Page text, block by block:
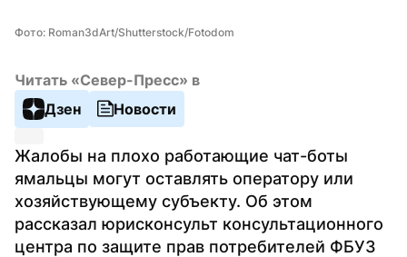
Фото: Roman3dArt/Shutterstock/Fotodom
Читать «Север-Пресс» в
Дзен
Новости
Жалобы на плохо работающие чат-боты
ямальцы могут оставлять оператору или
хозяйствующему субъекту. Об этом
рассказал юрисконсульт консультационного
центра по защите прав потребителей ФБУЗ